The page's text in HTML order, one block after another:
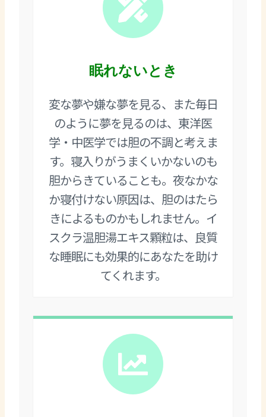
眠れないとき
変な夢や嫌な夢を見る、また毎日
のように夢を見るのは、東洋医
学・中医学では胆の不調と考えま
す。寝入りがうまくいかないのも
胆からきていることも。夜なかな
か寝付けない原因は、胆のはたら
きによるものかもしれません。イ
スクラ温胆湯エキス顆粒は、良質
な睡眠にも効果的にあなたを助け
てくれます。